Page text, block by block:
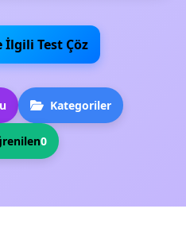
İlgili Test Çöz
Kategoriler
0